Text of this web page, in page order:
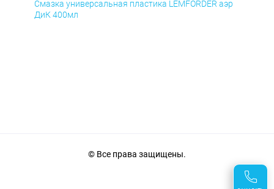
Смазка универсальная пластика LEMFORDER аэр
ДиК 400мл
© Все права защищены.